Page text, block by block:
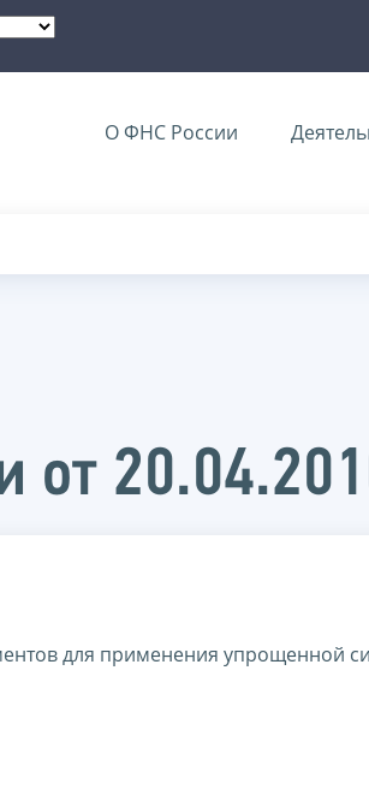
О ФНС России
от
для применения упрощенной